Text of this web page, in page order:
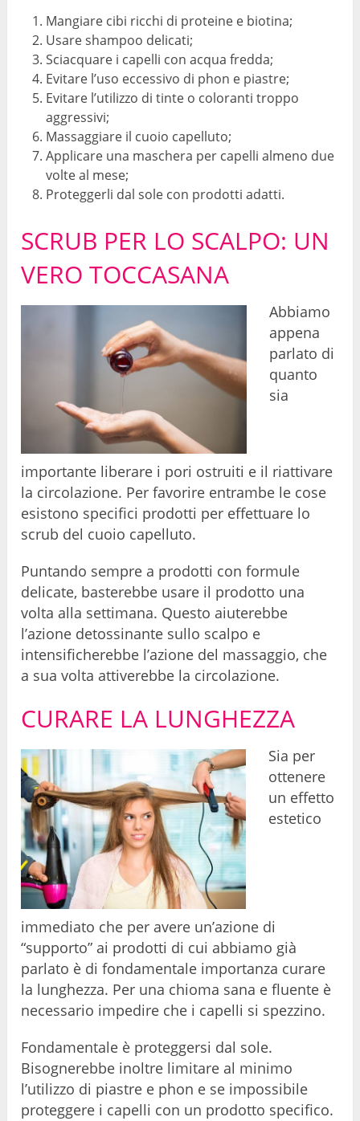
Mangiare cibi ricchi di proteine ​​e biotina;
Usare shampoo delicati;
Sciacquare i capelli con acqua fredda;
Evitare l’uso eccessivo di phon e piastre;
Evitare l’utilizzo di tinte o coloranti troppo
aggressivi;
Massaggiare il cuoio capelluto;
Applicare una maschera per capelli almeno due
volte al mese;
Proteggerli dal sole con prodotti adatti.
SCRUB PER LO SCALPO: UN
VERO TOCCASANA
Abbiamo
appena
parlato di
quanto
sia
importante liberare i pori ostruiti e il riattivare
la circolazione. Per favorire entrambe le cose
esistono specifici prodotti per effettuare lo
scrub del cuoio capelluto.
Puntando sempre a prodotti con formule
delicate, basterebbe usare il prodotto una
volta alla settimana. Questo aiuterebbe
l’azione detossinante sullo scalpo e
intensificherebbe l’azione del massaggio, che
a sua volta attiverebbe la circolazione.
CURARE LA LUNGHEZZA
Sia per
ottenere
un effetto
estetico
immediato che per avere un’azione di
“supporto” ai prodotti di cui abbiamo già
parlato è di fondamentale importanza curare
la lunghezza. Per una chioma sana e fluente è
necessario impedire che i capelli si spezzino.
Fondamentale è proteggersi dal sole.
Bisognerebbe inoltre limitare al minimo
l’utilizzo di piastre e phon e se impossibile
proteggere i capelli con un prodotto specifico.